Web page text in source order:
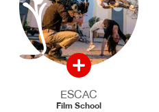
ESCAC
Film School